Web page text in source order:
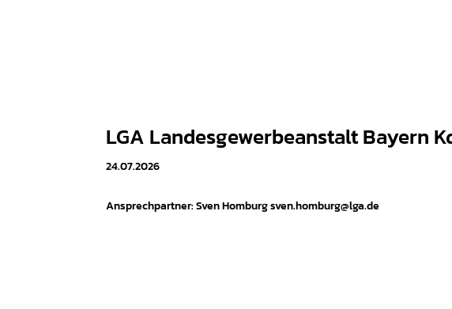
LGA Landesgewerbeanstalt Bayern
24.07.2026
Ansprechpartner: Sven Homburg sven.homburg@lga.de